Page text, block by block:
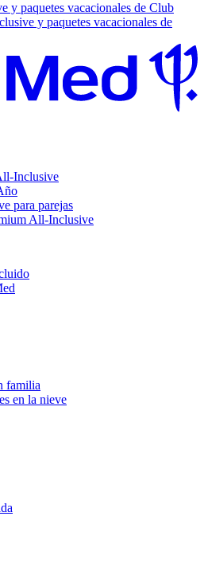
y paquetes vacacionales de Club
y paquetes vacacionales de
Inclusive
para parejas
All-Inclusive
familia
en la nieve